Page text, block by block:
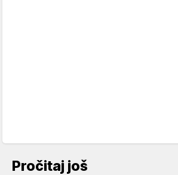
Pročitaj još